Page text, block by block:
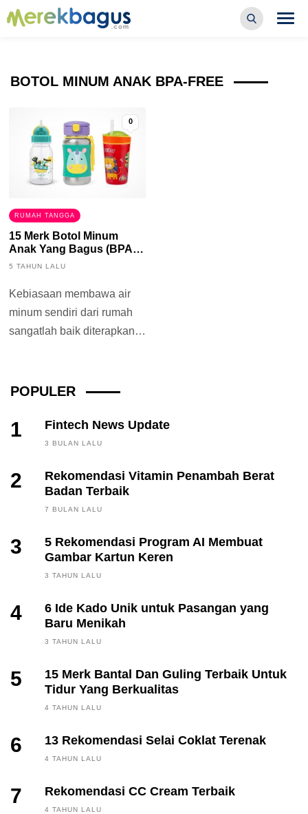
BOTOL MINUM ANAK BPA-FREE
0
RUMAH TANGGA
15 Merk Botol Minum
Anak Yang Bagus (BPA-
Free)
5 TAHUN LALU
Kebiasaan membawa air
minum sendiri dari rumah
sangatlah baik diterapkan
kebutuhan cairan...
POPULER
1 Fintech News Update
3 BULAN LALU
2
Rekomendasi Vitamin Penambah Berat
Badan Terbaik
7 BULAN LALU
3
5 Rekomendasi Program AI Membuat
Gambar Kartun Keren
3 TAHUN LALU
4
6 Ide Kado Unik untuk Pasangan yang
Baru Menikah
3 TAHUN LALU
5
15 Merk Bantal Dan Guling Terbaik Untuk
Tidur Yang Berkualitas
4 TAHUN LALU
6 13 Rekomendasi Selai Coklat Terenak
4 TAHUN LALU
7 Rekomendasi CC Cream Terbaik
4 TAHUN LALU